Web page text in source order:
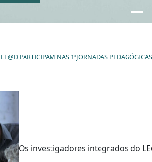
PARTICIPAM NAS 1ªJORNADAS
Os investigadores integrados do